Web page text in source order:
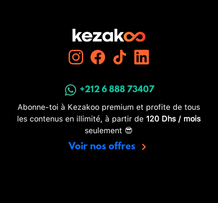
+212 6 888 73407
Abonne-toi à Kezakoo premium et profite de tous
les contenus en illimité, à partir de 120 Dhs / mois
seulement 😎
Voir nos offres